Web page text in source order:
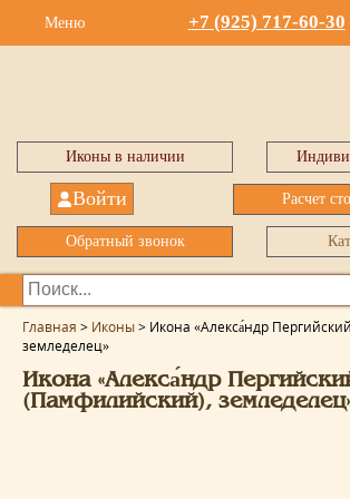
Меню +7 (925) 717-60-30
Иконы в наличии
Войти Расчет
Обратный звонок
Главная > Иконы> Икона «Алекса́ндр
земледелец»
Икона «Алекса́ндр
(Памфилийский),